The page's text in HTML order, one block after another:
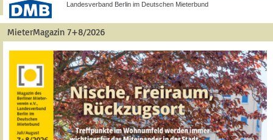
Landesverband Berlin im Deutschen Mieterbund
MieterMagazin 7+8/2026